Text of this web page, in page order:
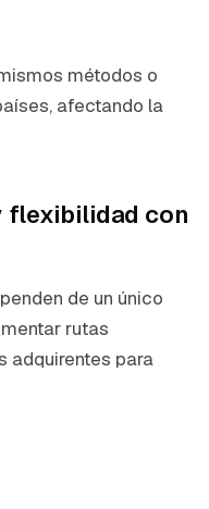
métodos o
afectando la
flexibilidad con
de un único
rutas
adquirentes para